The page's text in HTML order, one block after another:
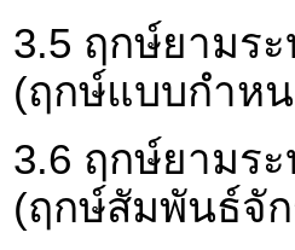
3.5 ฤกษ์ยามร
(ฤกษ์แบบกำหน
3.6 ฤกษ์ยามร
(ฤกษ์สัมพันธ์จั